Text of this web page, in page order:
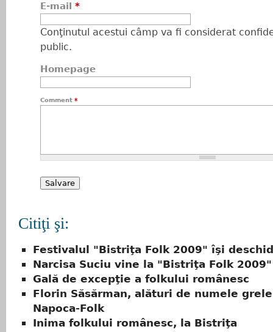
E-mail *
Conţinutul acestui câmp va fi considerat
public.
Homepage
Comment *
Citiţi şi:
Festivalul "Bistriţa Folk 2009" îşi
Narcisa Suciu vine la "Bistriţa Folk 2009"
Gală de excepţie a folkului românesc
Florin Săsărman, alături de numele
Napoca-Folk
Inima folkului românesc, la Bistriţa